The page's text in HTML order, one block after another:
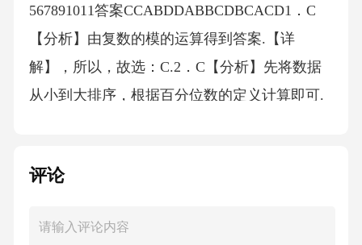
567891011答案CCABDDABBCDBCACD1．C
【分析】由复数的模的运算得到答案.【详
解】，所以，故选：C.2．C【分析】先将数据
从小到大排序，根据百分位数的定义计算即可.
析】根据正弦定理即可求解.【详解】.故选：.
断；对于B，说明，，结合平行线的传递性即可
评论